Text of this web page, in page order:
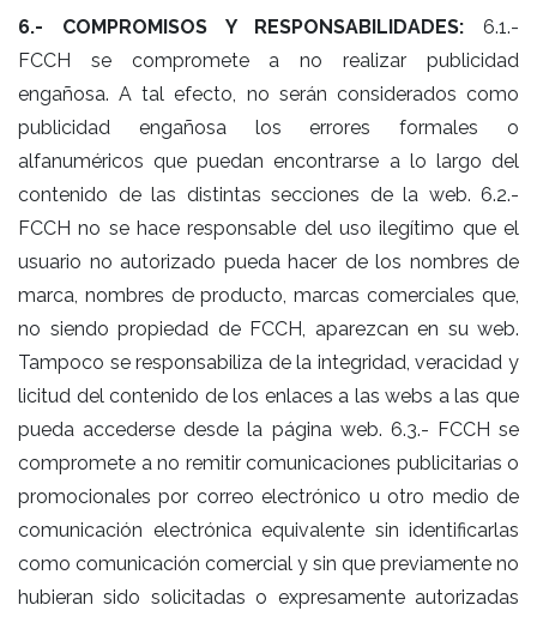
6.- COMPROMISOS Y RESPONSABILIDADES: 6.1.-
FCCH se compromete a no realizar publicidad
engañosa. A tal efecto, no serán considerados como
publicidad engañosa los errores formales o
alfanuméricos que puedan encontrarse a lo largo del
contenido de las distintas secciones de la web. 6.2.-
FCCH no se hace responsable del uso ilegítimo que el
usuario no autorizado pueda hacer de los nombres de
marca, nombres de producto, marcas comerciales que,
no siendo propiedad de FCCH, aparezcan en su web.
Tampoco se responsabiliza de la integridad, veracidad y
licitud del contenido de los enlaces a las webs a las que
pueda accederse desde la página web. 6.3.- FCCH se
compromete a no remitir comunicaciones publicitarias o
promocionales por correo electrónico u otro medio de
comunicación electrónica equivalente sin identificarlas
como comunicación comercial y sin que previamente no
hubieran sido solicitadas o expresamente autorizadas